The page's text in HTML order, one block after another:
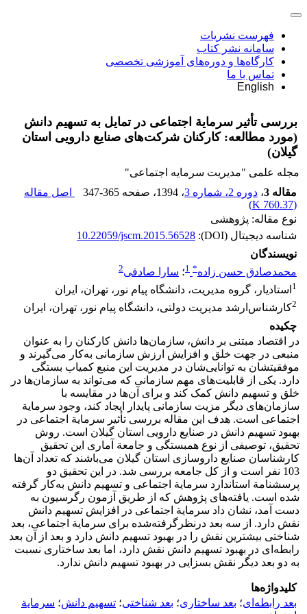
فهرست نشریات
سامانه نشر کتاب
کارگاه‌ها و دوره‌های آموزشی تخصصی
تماس با ما
English
بررسی تأثیر سرمایة اجتماعی در تمایل به تسهیم دانش
(مورد مطالعه: کارکنان شرکت‌های صنایع دارویی استان
گیلان)
مجله علمی "مدیریت سرمایه اجتماعی"
مقاله 3
، دوره 2، شماره 3 ، 1394 ، صفحه 347-365
اصل مقاله
(
760.37 K
)
نوع مقاله: پژوهشی
شناسه دیجیتال (DOI):
10.22059/jscm.2015.56528
نویسندگان
محمدصادق حسن زاده*
1؛ سارا صادقی2
1 استادیار، گروه مدیریت، دانشگاه پیام نور، تهران، ایران
2کارشناس‌‌ارشد مدیریت دولتی، دانشگاه پیام نور، تهران، ایران
چکیده
در اقتصاد مبتنی بر دانش، سازمان‌ها دانش کارکنان را به عنوان
منبعی در جهت خلق و افزایش ارزش سازمانی به‌کار می‌گیرند و
موفقیتشان به توانایی‌شان در مدیریت این منبع کمیاب بستگی
دارد. یکی از قابلیت‌های مهم سازمانی که می‌تواند به سازمان‌ها در
خلق و تسهیم دانش کمک کند و برای آن‌ها در مقایسه با
سازمان‌های دیگر مزیت سازمانی پایدار ایجاد کند، وجود سرمایة
اجتماعی است. هدف این مقاله بررسی تأثیر سرمایة اجتماعی در
بهبود تسهیم دانش در صنایع دارویی استان گیلان است. روش
تحقیق، توصیفی از نوع همبستگی و جامعة آماری این تحقیق
کارشناسان صنایع داروسازی استان گیلان می‌باشند که تعداد آن‌ها
103 نفر است و از کل جامعه بررسی شد. در این تحقیق دو
پرسشنامة استاندارد سرمایة اجتماعی و تسهیم دانش به‌کار گرفته
شده است. یافته‌های پژوهش که از طریق آزمون رگرسیون به
دست آمد، نشان داد سرمایة اجتماعی در افزایش تسهیم دانش
نقش دارد. از سه بعد درنظرگرفته‌شده برای سرمایة اجتماعی، بعد
شناختی بیشترین نقش را در بهبود تسهیم دانش دارد و بعد از آن بعد
رابطه‌ای در بهبود تسهیم دانش نقش دارد، اما بعد ساختاری نسبت
به دو بعد دیگر نقش بسزایی در بهبود تسهیم دانش ندارد.
کلیدواژه‌ها
بعد رابطه‌ای؛ بعد ساختاری؛ بعد شناختی؛ تسهیم دانش؛ سرمایة